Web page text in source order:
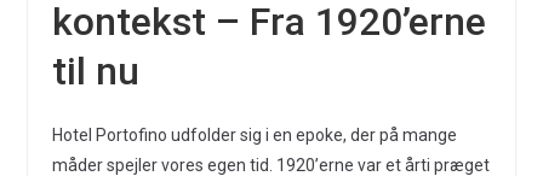
kontekst – Fra 1920’erne
til nu
Hotel Portofino udfolder sig i en epoke, der på mange
måder spejler vores egen tid. 1920’erne var et årti præget